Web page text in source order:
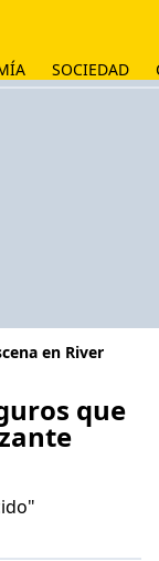
SOCIEDAD
en River
que